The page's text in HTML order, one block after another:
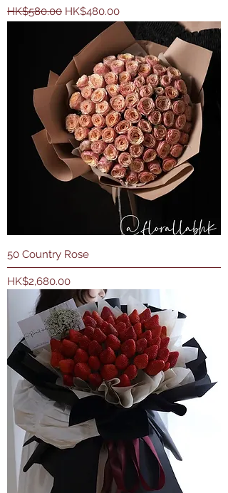
一般價格
HK$580.00 促銷價格
HK$480.00
50 Country Rose
價格
HK$2,680.00